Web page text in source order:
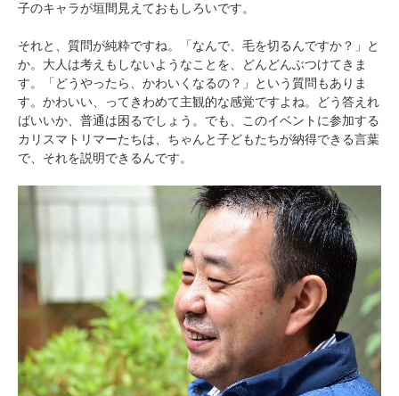
子のキャラが垣間見えておもしろいです。
それと、質問が純粋ですね。「なんで、毛を切るんですか？」と
か。大人は考えもしないようなことを、どんどんぶつけてきま
す。「どうやったら、かわいくなるの？」という質問もありま
す。かわいい、ってきわめて主観的な感覚ですよね。どう答えれ
ばいいか、普通は困るでしょう。でも、このイベントに参加する
カリスマトリマーたちは、ちゃんと子どもたちが納得できる言葉
で、それを説明できるんです。